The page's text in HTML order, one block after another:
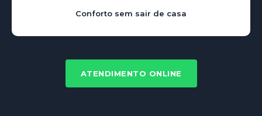
Conforto sem sair de casa
ATENDIMENTO ONLINE